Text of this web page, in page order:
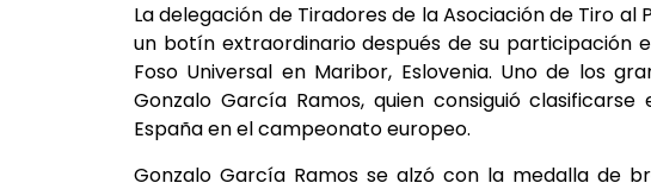
La delegación de Tiradores de la Asociación de Tiro al
un botín extraordinario después de su participación
Foso Universal en Maribor, Eslovenia. Uno de los
Gonzalo García Ramos, quien consiguió
España en el campeonato europeo.
Gonzalo García Ramos se alzó con la medalla de